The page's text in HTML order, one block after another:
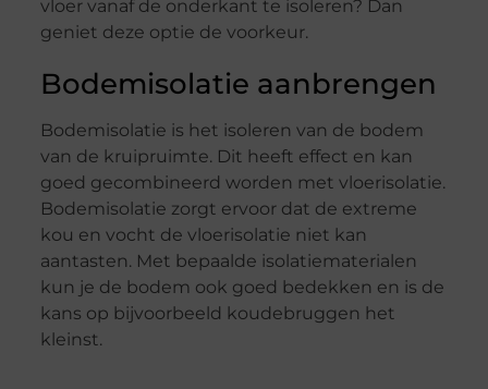
vloer vanaf de onderkant te isoleren? Dan
geniet deze optie de voorkeur.
Bodemisolatie aanbrengen
Bodemisolatie is het isoleren van de bodem
van de kruipruimte. Dit heeft effect en kan
goed gecombineerd worden met vloerisolatie.
Bodemisolatie zorgt ervoor dat de extreme
kou en vocht de vloerisolatie niet kan
aantasten. Met bepaalde isolatiematerialen
kun je de bodem ook goed bedekken en is de
kans op bijvoorbeeld koudebruggen het
kleinst.